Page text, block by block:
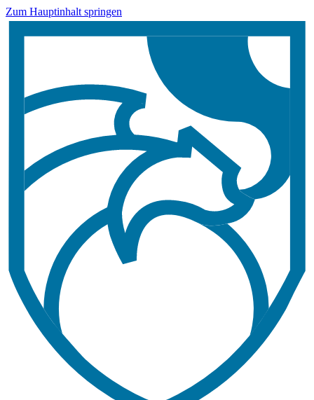
Zum Hauptinhalt springen